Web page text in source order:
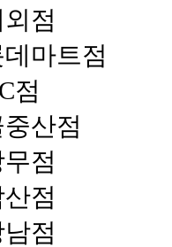
점
마트점
점
산점
점
점
점